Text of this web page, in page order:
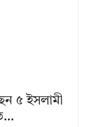
৫ ইসলামী